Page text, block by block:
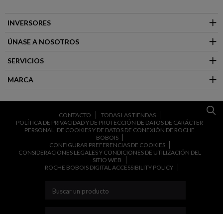
INVERSORES
ÚNASE A NOSOTROS
SERVICIOS
MARCA
CONTACTO
TODAS LAS TIENDAS
POLÍTICA DE PRIVACIDAD Y DE PROTECCIÓN DE DATOS DE CARÁCTER
PERSONAL, DE COOKIES Y DE DATOS DE CONEXIÓN DE ROCHE
BOBOIS
CONFIGURAR PREFERENCIAS DE COOKIES
CONSIDERACIONES LEGALES Y CONDICIONES DE UTILIZACIÓN DEL
SITIO WEB
ROCHE BOBOIS DIGITAL ACCESSIBILITY POLICY